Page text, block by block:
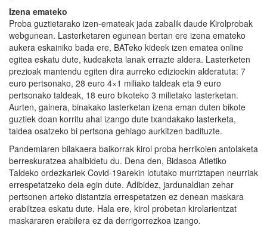
Izena emateko
Proba guztietarako izen-emateak jada zabalik daude Kirolprobak
webgunean. Lasterketaren egunean bertan ere izena emateko
aukera eskainiko bada ere, BATeko kideek izen ematea online
egitea eskatu dute, kudeaketa lanak errazte aldera. Lasterketen
prezioak mantendu egiten dira aurreko edizioekin alderatuta: 7
euro pertsonako, 28 euro 4×1 miliako taldeak eta 9 euro
pertsonako taldeak, 18 euro bikoteko 3 milietako lasterketan.
Aurten, gainera, binakako lasterketan izena eman duten bikote
guztiek doan korritu ahal izango dute txandakako lasterketa,
taldea osatzeko bi pertsona gehiago aurkitzen badituzte.
Pandemiaren bilakaera baikorrak kirol proba herrikoien antolaketa
berreskuratzea ahalbidetu du. Dena den, Bidasoa Atletiko
Taldeko ordezkariek Covid-19arekin lotutako murriztapen neurriak
errespetatzeko deia egin dute. Adibidez, jardunaldian zehar
pertsonen arteko distantzia errespetatzen ez denean maskara
erabiltzea eskatu dute. Hala ere, kirol probetan kirolarientzat
maskararen erabilera ez da derrigorrezkoa izango.